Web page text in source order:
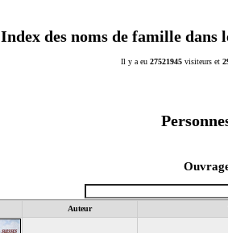
Index des noms de famille dans
Il y a eu 27521945 visiteurs et
Auteur